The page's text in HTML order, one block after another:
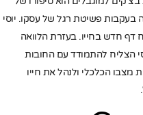
בעקבות פשיטת רגל של עסקו. יוסי
דף חדש בחייו. בעזרת הלוואה
הצליח להתמודד עם החובות
הכלכלי ולנהל את חייו